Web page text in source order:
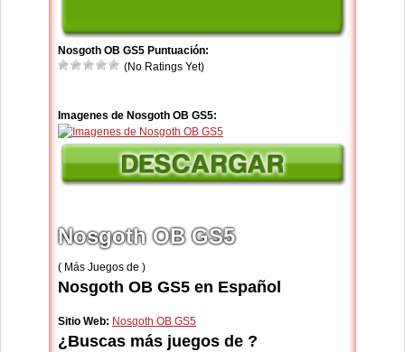
Nosgoth OB GS5 Puntuación:
(No Ratings Yet)
Imagenes de Nosgoth OB GS5:
Nosgoth OB GS5
( Más Juegos de )
Nosgoth OB GS5 en Español
Sitio Web: Nosgoth OB GS5
¿Buscas más juegos de ?